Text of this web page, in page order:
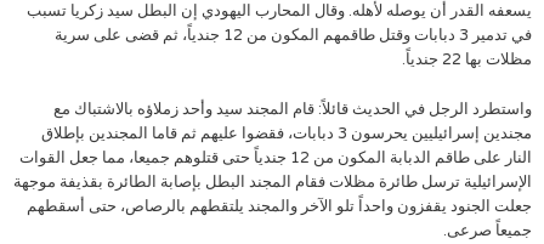
يسعفه القدر أن يوصله لأهله. وقال المحارب اليهودي إن البطل سيد زكريا تسبب
في تدمير 3 دبابات وقتل طاقمهم المكون من 12 جندياً، ثم قضى على سرية
مظلات بها 22 جندياً.
واستطرد الرجل في الحديث قائلاً: قام المجند سيد وأحد زملاؤه بالاشتباك مع
مجندين إسرائيليين يحرسون 3 دبابات، فقضوا عليهم ثم قاما المجندين بإطلاق
النار على طاقم الدبابة المكون من 12 جندياً حتى قتلوهم جميعا، مما جعل القوات
الإسرائيلية ترسل طائرة مظلات فقام المجند البطل بإصابة الطائرة بقذيفة موجهة
جعلت الجنود يقفزون واحداً تلو الآخر والمجند يلتقطهم بالرصاص، حتى أسقطهم
جميعاً صرعى.